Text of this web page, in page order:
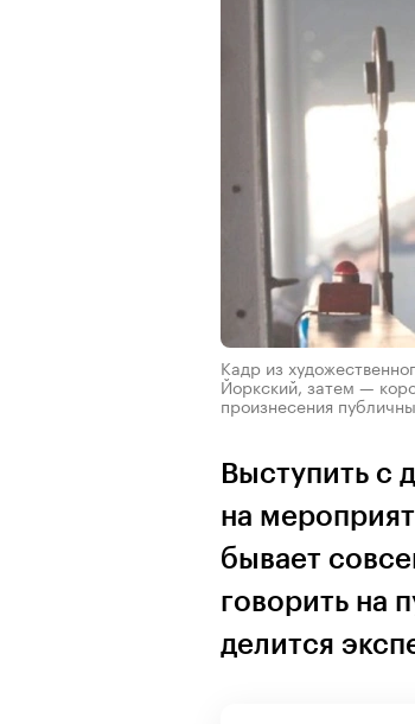
Кадр из
Йоркский, затем —
произнесения
Выступить с
на
бывает
говорить на
делится